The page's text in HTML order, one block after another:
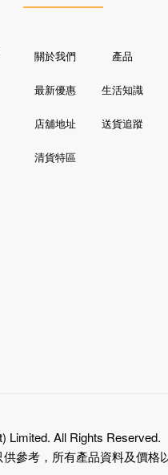
關於我們 產品
最新優惠 生活知識
店舖地址 送貨追蹤
清貨特區
Limited. All Rights Reserved.
參考，所有產品資料及價